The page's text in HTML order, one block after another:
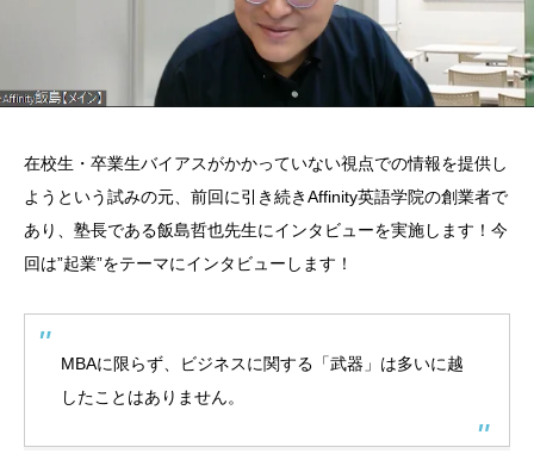
在校生・卒業生バイアスがかかっていない視点での情報を提供し
ようという試みの元、前回に引き続きAffinity英語学院の創業者で
あり、塾長である飯島哲也先生にインタビューを実施します！今
回は”起業”をテーマにインタビューします！
MBAに限らず、ビジネスに関する「武器」は多いに越
したことはありません。